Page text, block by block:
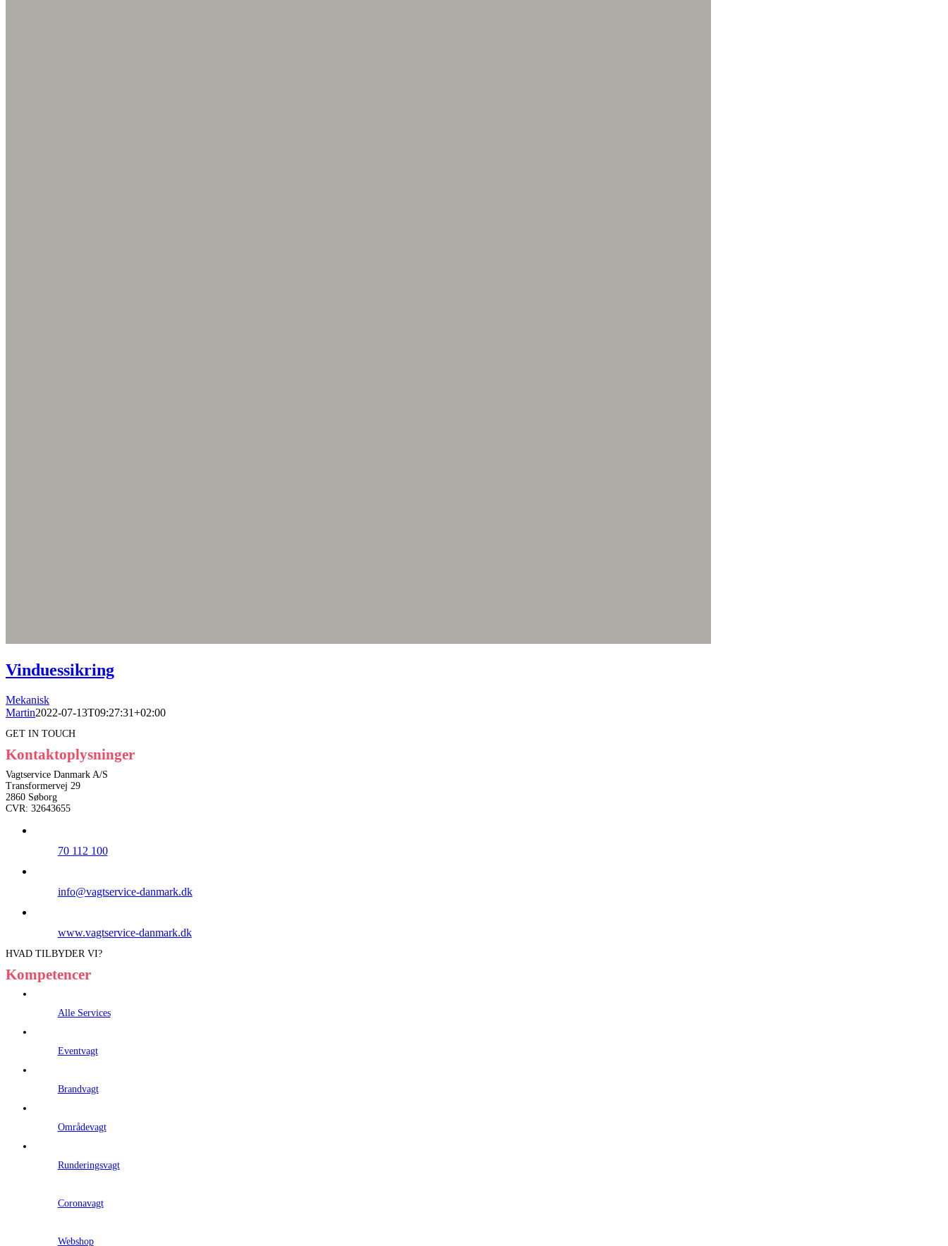
Vinduessikring
Mekanisk
Martin2022-07-13T09:27:31+02:00
GET IN TOUCH
Kontaktoplysninger
Vagtservice Danmark A/S
Transformervej 29
2860 Søborg
CVR: 32643655
70 112 100
info@vagtservice-danmark.dk
www.vagtservice-danmark.dk
HVAD TILBYDER VI?
Kompetencer
Alle Services
Eventvagt
Brandvagt
Områdevagt
Runderingsvagt
Coronavagt
Webshop